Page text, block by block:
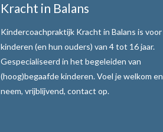
Kracht in Balans
Kindercoachpraktijk Kracht in Balans is voor
kinderen (en hun ouders) van 4 tot 16 jaar.
Gespecialiseerd in het begeleiden van
(hoog)begaafde kinderen. Voel je welkom en
neem, vrijblijvend, contact op.